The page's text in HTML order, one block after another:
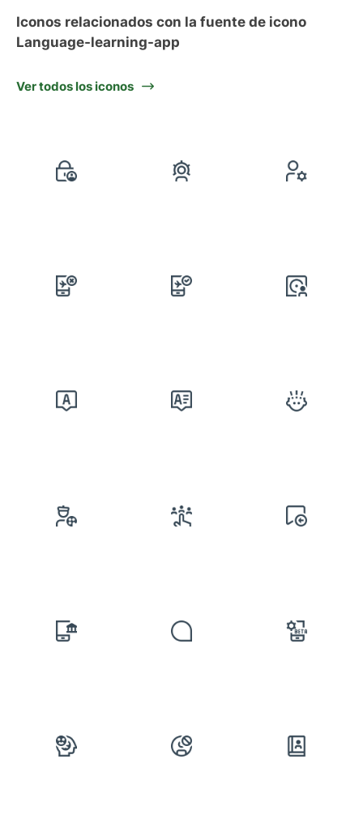
Iconos relacionados con la fuente de icono
Language-learning-app
Ver todos los iconos